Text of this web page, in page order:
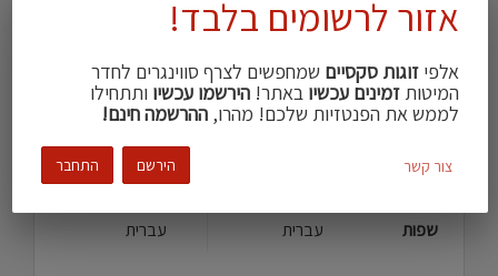
אצלי
העדפה מינית
סטרייט\ית
צבע עור
בהיר
שחום בהיר
מעשן\ת
שעיר במקצת
שפות
עברית עברית
אזור לרשומים בלבד!
אלפיזוגות סקסיים שמחפשים לצרף סווינגרים לחדר
המיטותזמינים עכשיו באתר!הירשמו עכשיו ותתחילו
לממש את הפנטזיות שלכם! מהרו,ההרשמה חינם!
הירשם התחבר צור קשר